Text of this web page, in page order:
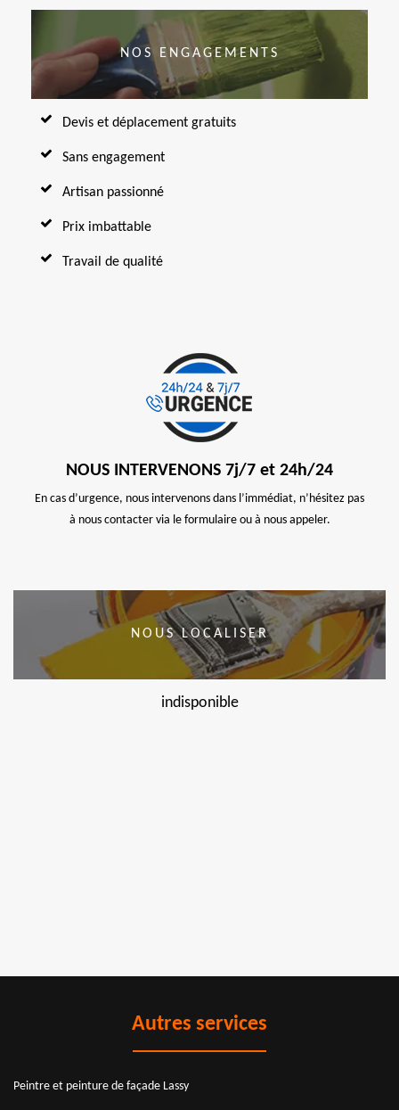
NOS ENGAGEMENTS
Devis et déplacement gratuits
Sans engagement
Artisan passionné
Prix imbattable
Travail de qualité
NOUS INTERVENONS 7j/7 et 24h/24
En cas d’urgence, nous intervenons dans l’immédiat, n’hésitez pas
à nous contacter via le formulaire ou à nous appeler.
NOUS LOCALISER
indisponible
Autres services
Peintre et peinture de façade Lassy